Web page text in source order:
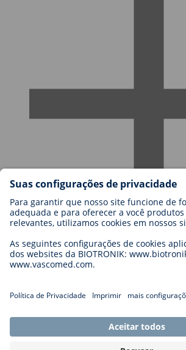
Blog
Contato
Cookie Settings
Legal Disclaimer